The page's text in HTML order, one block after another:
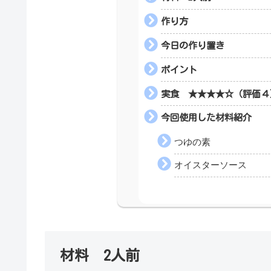
作り方
今日の作り置き
ポイント
実食 ★★★★☆（評価４
今回使用した材料紹介
つゆの素
オイスターソース
材料 2人前